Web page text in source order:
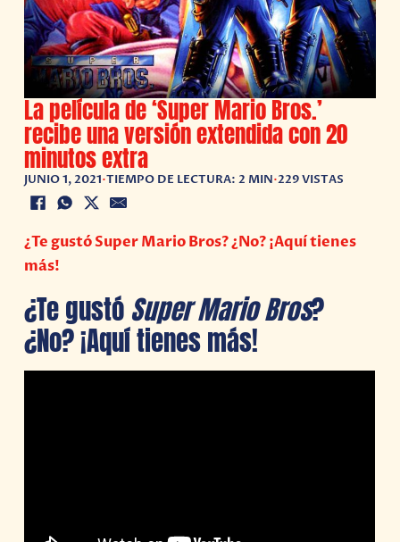
La película de ‘Super Mario Bros.’
recibe una versión extendida con 20
minutos extra
JUNIO 1, 2021•TIEMPO DE LECTURA: 2 MIN•229 VISTAS
¿Te gustó Super Mario Bros? ¿No? ¡Aquí tienes
más!
¿Te gustó Super Mario Bros?
¿No? ¡Aquí tienes más!